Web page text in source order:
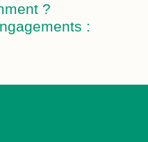
?
: